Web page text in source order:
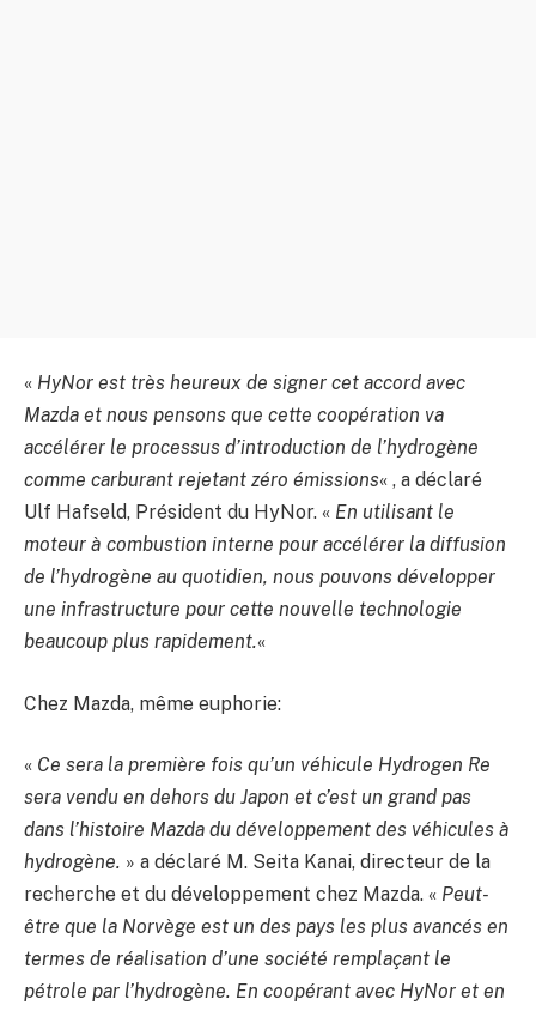
« HyNor est très heureux de signer cet accord avec
Mazda et nous pensons que cette coopération va
accélérer le processus d’introduction de l’hydrogène
comme carburant rejetant zéro émissions« , a déclaré
Ulf Hafseld, Président du HyNor. « En utilisant le
moteur à combustion interne pour accélérer la diffusion
de l’hydrogène au quotidien, nous pouvons développer
une infrastructure pour cette nouvelle technologie
beaucoup plus rapidement.«
Chez Mazda, même euphorie:
« Ce sera la première fois qu’un véhicule Hydrogen Re
sera vendu en dehors du Japon et c’est un grand pas
dans l’histoire Mazda du développement des véhicules à
hydrogène. » a déclaré M. Seita Kanai, directeur de la
recherche et du développement chez Mazda. « Peut-
être que la Norvège est un des pays les plus avancés en
termes de réalisation d’une société remplaçant le
pétrole par l’hydrogène. En coopérant avec HyNor et en